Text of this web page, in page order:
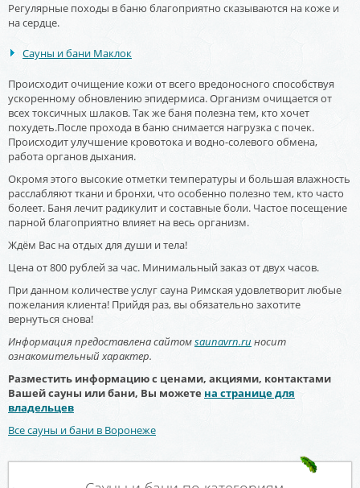
Регулярные походы в баню благоприятно сказываются на коже и
на сердце.
Сауны и бани Маклок
Происходит очищение кожи от всего вредоносного способствуя
ускоренному обновлению эпидермиса. Организм очищается от
всех токсичных шлаков. Так же баня полезна тем, кто хочет
похудеть.После прохода в баню снимается нагрузка с почек.
Происходит улучшение кровотока и водно-солевого обмена,
работа органов дыхания.
Окромя этого высокие отметки температуры и большая влажность
расслабляют ткани и бронхи, что особенно полезно тем, кто часто
болеет. Баня лечит радикулит и составные боли. Частое посещение
парной благоприятно влияет на весь организм.
Ждём Вас на отдых для души и тела!
Цена от 800 рублей за час. Минимальный заказ от двух часов.
При данном количестве услуг сауна Римская удовлетворит любые
пожелания клиента! Прийдя раз, вы обязательно захотите
вернуться снова!
Информация предоставлена сайтомsaunavrn.ru носит
ознакомительный характер.
Разместить информацию с ценами, акциями, контактами
Вашей сауны или бани, Вы можете на странице для
владельцев
Все сауны и бани в Воронеже